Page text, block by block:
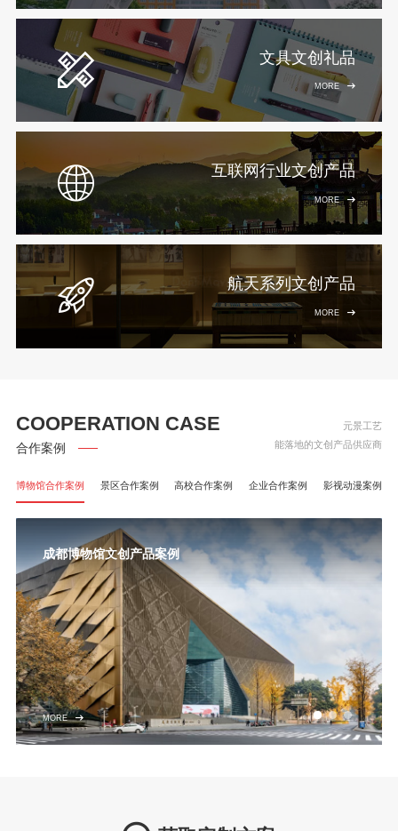
文具文创礼品
MORE
互联网行业文创产品
MORE
航天系列文创产品
MORE
COOPERATION CASE
合作案例
元景工艺
能落地的文创产品供应商
博物馆合作案例 景区合作案例 高校合作案例 企业合作案例 影视动漫案例
成都博物馆文创产品案例
MORE